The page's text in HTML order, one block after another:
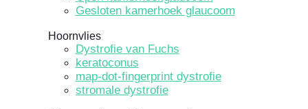
Gesloten kamerhoek glaucoom
Hoornvlies
Dystrofie van Fuchs
keratoconus
map-dot-fingerprint dystrofie
stromale dystrofie